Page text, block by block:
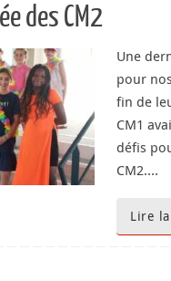
des CM2
Une
pour
fin de
CM1
défis
CM2.…
Lire